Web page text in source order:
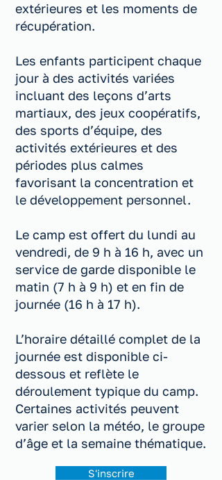
extérieures et les moments de
récupération.
Les enfants participent chaque
jour à des activités variées
incluant des leçons d’arts
martiaux, des jeux coopératifs,
des sports d’équipe, des
activités extérieures et des
périodes plus calmes
favorisant la concentration et
le développement personnel.
Le camp est offert du lundi au
vendredi, de 9 h à 16 h, avec un
service de garde disponible le
matin (7 h à 9 h) et en fin de
journée (16 h à 17 h).
L’horaire détaillé complet de la
journée est disponible ci-
dessous et reflète le
déroulement typique du camp.
Certaines activités peuvent
varier selon la météo, le groupe
d’âge et la semaine thématique.
S'inscrire